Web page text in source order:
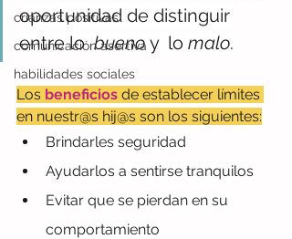
crianzas positivas
comunicación asertiva
habilidades sociales
oportunidad de distinguir
entre lo bueno y  lo malo.
Los beneficios de establecer límites
en nuestr@s hij@s son los siguientes:
Brindarles seguridad
Ayudarlos a sentirse tranquilos
Evitar que se pierdan en su
comportamiento